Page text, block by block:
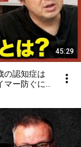
45:29
の認知症は
マー防ぐに